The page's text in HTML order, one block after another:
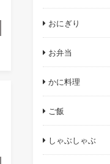
おにぎり
お弁当
かに料理
ご飯
しゃぶしゃぶ